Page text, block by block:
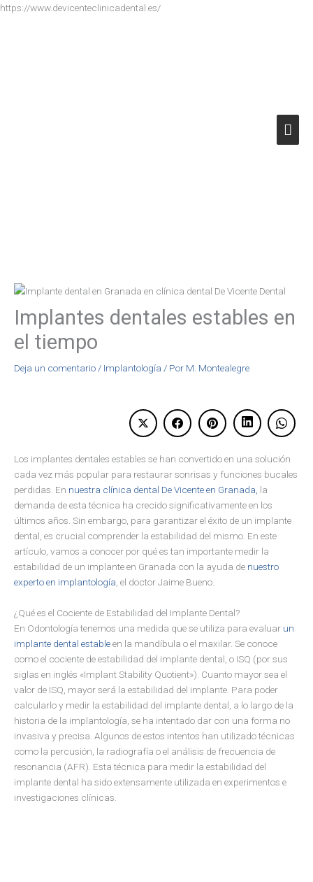
https://www.devicenteclinicadental.es/Ir
Implantes dentales estables en
el tiempo
Deja un comentario/ Implantología / Por M. Montealegre
Los implantes dentales estables se han convertido en una solución
cada vez más popular para restaurar sonrisas y funciones bucales
perdidas. En nuestra clínica dental De Vicente en Granada, la
demanda de esta técnica ha crecido significativamente en los
últimos años. Sin embargo, para garantizar el éxito de un implante
dental, es crucial comprender la estabilidad del mismo. En este
artículo, vamos a conocer por qué es tan importante medir la
estabilidad de un implante en Granada con la ayuda de nuestro
experto en implantología, el doctor Jaime Bueno.
¿Qué es el Cociente de Estabilidad del Implante Dental?
En Odontología tenemos una medida que se utiliza para evaluar un
implante dental estableen la mandíbula o el maxilar. Se conoce
como el cociente de estabilidad del implante dental, o ISQ (por sus
siglas en inglés «Implant Stability Quotient»). Cuanto mayor sea el
valor de ISQ, mayor será la estabilidad del implante. Para poder
calcularlo y medir la estabilidad del implante dental, a lo largo de la
historia de la implantología, se ha intentado dar con una forma no
invasiva y precisa. Algunos de estos intentos han utilizado técnicas
como la percusión, la radiografía o el análisis de frecuencia de
resonancia (AFR). Esta técnica para medir la estabilidad del
implante dental ha sido extensamente utilizada en experimentos e
investigaciones clínicas.